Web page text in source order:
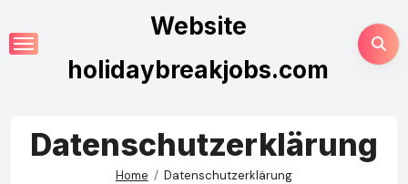
to
Website
holidaybreakjobs.com
Datenschutzerklärung
Home Datenschutzerklärung